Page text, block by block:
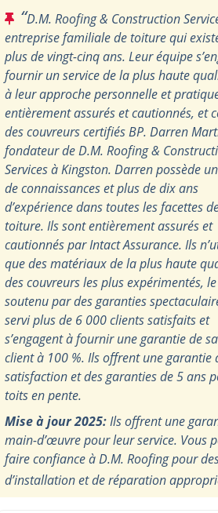
“D.M. Roofing & Construction
entreprise familiale de toiture qui
plus de vingt-cinq ans. Leur équipe
fournir un service de la plus haute
à leur approche personnelle et
entièrement assurés et cautionnés, et
des couvreurs certifiés BP. Darren
fondateur de D.M. Roofing &
Services à Kingston. Darren possède
de connaissances et plus de dix ans
d’expérience dans toutes les facettes
toiture. Ils sont entièrement assurés et
cautionnés par Intact Assurance. Ils
que des matériaux de la plus haute
des couvreurs les plus expérimentés,
soutenu par des garanties
servi plus de 6 000 clients satisfaits et
s’engagent à fournir une garantie de
client à 100 %. Ils offrent une garantie
satisfaction et des garanties de 5 ans
toits en pente.
Mise à jour 2025:Ils offrent une
main-d’œuvre pour leur service. Vous
faire confiance à D.M. Roofing pour
d’installation et de réparation